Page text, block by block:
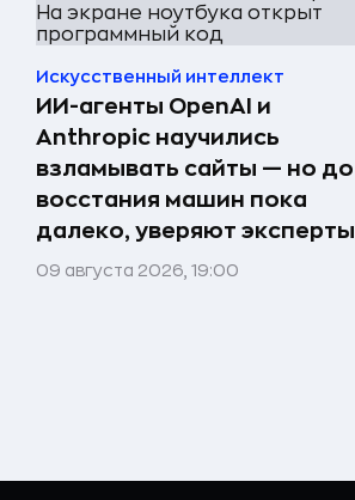
Искусственный интеллект
ИИ-агенты OpenAI и
Anthropic научились
взламывать сайты — но до
восстания машин пока
далеко, уверяют эксперты
09 августа 2026, 19:00